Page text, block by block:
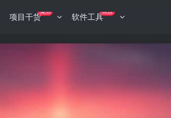
项目干货实用 软件工具高效